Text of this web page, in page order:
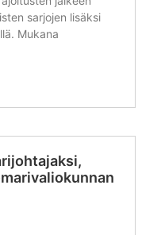
sarjojen lisäksi
Mukana